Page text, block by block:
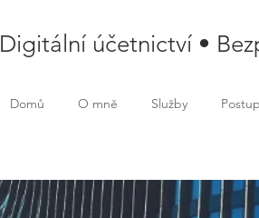
Digitální účetnictví •
Domů O mně Služby